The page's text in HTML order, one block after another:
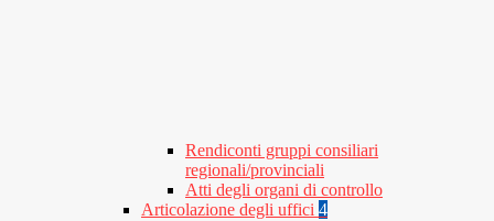
Rendiconti gruppi consiliari
regionali/provinciali
Atti degli organi di controllo
Articolazione degli uffici 4